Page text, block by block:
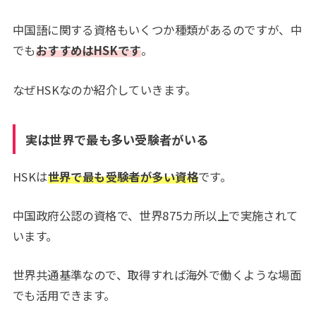
中国語に関する資格もいくつか種類があるのですが、中
でもおすすめはHSKです。
なぜHSKなのか紹介していきます。
実は世界で最も多い受験者がいる
HSKは世界で最も受験者が多い資格です。
中国政府公認の資格で、世界875カ所以上で実施されて
います。
世界共通基準なので、取得すれば海外で働くような場面
でも活用できます。